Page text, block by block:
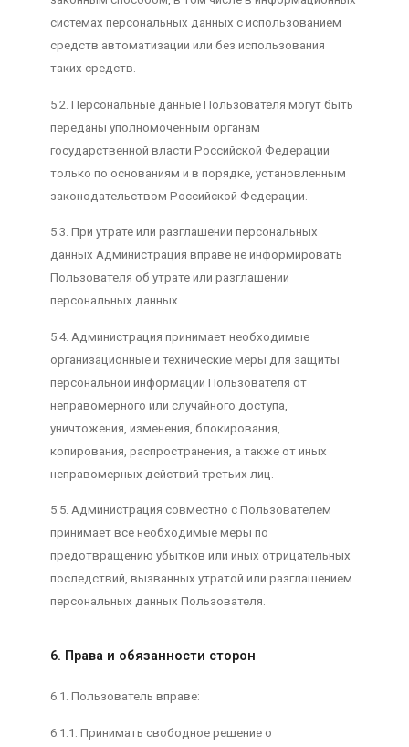
системах персональных данных с использованием
средств автоматизации или без использования
таких средств.
5.2. Персональные данные Пользователя могут быть
переданы уполномоченным органам
государственной власти Российской Федерации
только по основаниям и в порядке, установленным
законодательством Российской Федерации.
5.3. При утрате или разглашении персональных
данных Администрация вправе не информировать
Пользователя об утрате или разглашении
персональных данных.
5.4. Администрация принимает необходимые
организационные и технические меры для защиты
персональной информации Пользователя от
неправомерного или случайного доступа,
уничтожения, изменения, блокирования,
копирования, распространения, а также от иных
неправомерных действий третьих лиц.
5.5. Администрация совместно с Пользователем
принимает все необходимые меры по
предотвращению убытков или иных отрицательных
последствий, вызванных утратой или разглашением
персональных данных Пользователя.
6. Права и обязанности сторон
6.1. Пользователь вправе:
6.1.1. Принимать свободное решение о